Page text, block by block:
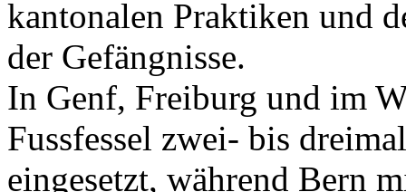
kantonalen Praktiken und
der Gefängnisse.
In Genf, Freiburg und im
Fussfessel zwei- bis
eingesetzt, während Bern